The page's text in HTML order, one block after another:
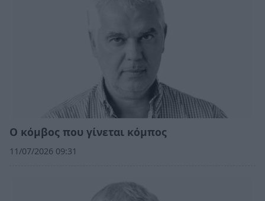
Ο κόμβος που γίνεται κόμπος
11/07/2026 09:31